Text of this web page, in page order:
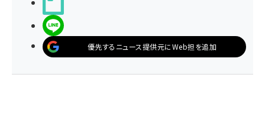
優先するニュース提供元にWeb担を追加